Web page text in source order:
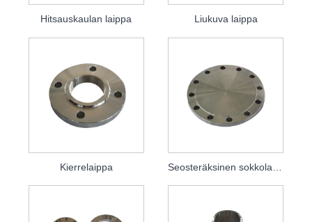
Hitsauskaulan laippa Liukuva laippa
Kierrelaippa